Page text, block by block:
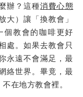
辦？這種消費心態
大）讓「換教會」
個教會的咖啡更好
處。如果去教會只
永遠不會滿足，最
絡世界。畢竟，最
在地方教會裡。